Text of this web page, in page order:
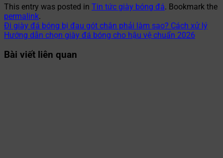
This entry was posted in Tin tức giày bóng đá. Bookmark the
permalink.
Đi giày đá bóng bị đau gót chân phải làm sao? Cách xử lý
Hướng dẫn chọn giày đá bóng cho hậu vệ chuẩn 2026
Bài viết liên quan